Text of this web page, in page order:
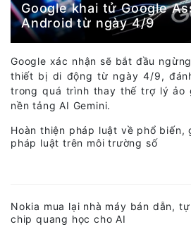
Google khai tử Google
Android từ ngày 4/9
Google xác nhận sẽ bắt đầu
thiết bị di động từ ngày 4/9,
trong quá trình thay thế trợ lý ảo
nền tảng AI Gemini.
Hoàn thiện pháp luật về phổ biến,
pháp luật trên môi trường số
Nokia mua lại nhà máy bán dẫn,
chip quang học cho AI